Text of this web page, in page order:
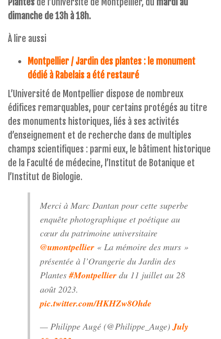
dimanche de 13h à 18h.
À lire aussi
Montpellier / Jardin des plantes : le monument
dédié à Rabelais a été restauré
L’Université de Montpellier dispose de nombreux
édifices remarquables, pour certains protégés au titre
des monuments historiques, liés à ses activités
d’enseignement et de recherche dans de multiples
champs scientifiques : parmi eux, le bâtiment historique
de la Faculté de médecine, l’Institut de Botanique et
l’Institut de Biologie.
Merci à Marc Dantan pour cette superbe
enquête photographique et poétique au
cœur du patrimoine universitaire
@umontpellier « La mémoire des murs »
présentée à l’Orangerie du Jardin des
Plantes#Montpellier du 11 juillet au 28
août 2023.
pic.twitter.com/HKHZw8Ohde
— Philippe Augé (@Philippe_Auge)July